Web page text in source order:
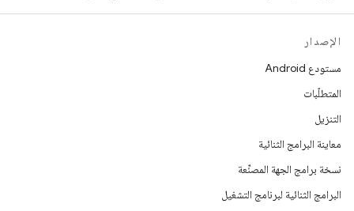
الإصدار
مستودع Android
المتطلّبات
التنزيل
معاينة البرامج الثنائية
نسخة برامج الجهة المصنِّعة
البرامج الثنائية لبرنامج التشغيل